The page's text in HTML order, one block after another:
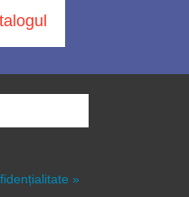
»